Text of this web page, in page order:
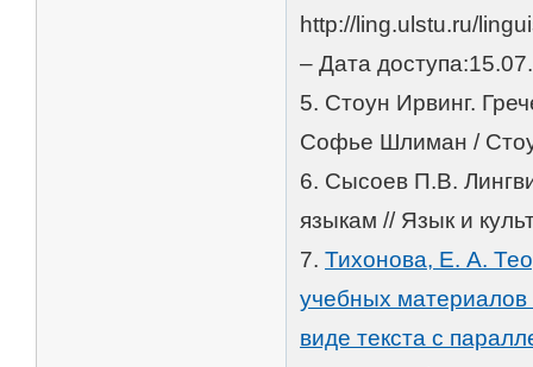
http://ling.ulstu.ru/
– Дата
5. Стоун Ирвинг.
Софье Шлиман /
6. Сысоев П.В.
языкам // Язык и
7.Тихонова, Е. А.
учебных материалов
виде текста с